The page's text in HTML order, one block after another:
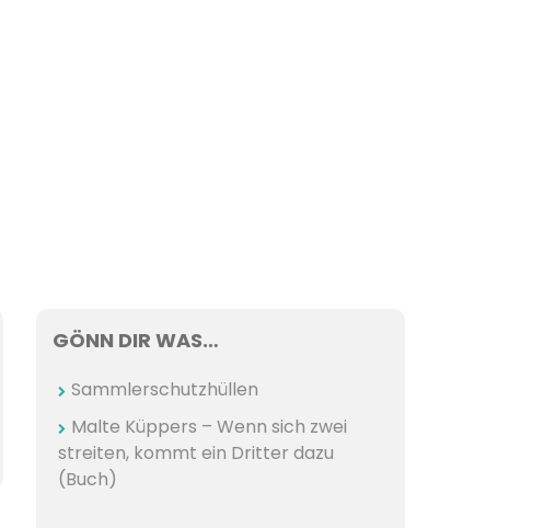
GÖNN DIR WAS…
Sammlerschutzhüllen
Malte Küppers – Wenn sich zwei
streiten, kommt ein Dritter dazu
(Buch)